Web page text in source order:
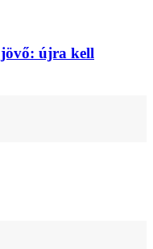
jövő: újra kell